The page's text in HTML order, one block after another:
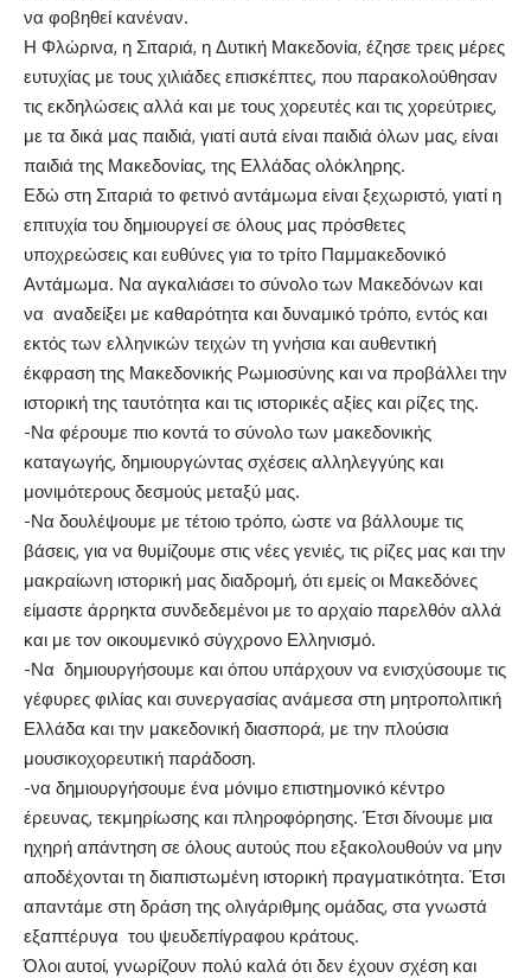
να φοβηθεί κανέναν.
Η Φλώρινα, η Σιταριά, η Δυτική Μακεδονία, έζησε τρεις μέρες
ευτυχίας με τους χιλιάδες επισκέπτες, που παρακολούθησαν
τις εκδηλώσεις αλλά και με τους χορευτές και τις χορεύτριες,
με τα δικά μας παιδιά, γιατί αυτά είναι παιδιά όλων μας, είναι
παιδιά της Μακεδονίας, της Ελλάδας ολόκληρης.
Εδώ στη Σιταριά το φετινό αντάμωμα είναι ξεχωριστό, γιατί η
επιτυχία του δημιουργεί σε όλους μας πρόσθετες
υποχρεώσεις και ευθύνες για το τρίτο Παμμακεδονικό
Αντάμωμα. Να αγκαλιάσει το σύνολο των Μακεδόνων και
να αναδείξει με καθαρότητα και δυναμικό τρόπο, εντός και
εκτός των ελληνικών τειχών τη γνήσια και αυθεντική
έκφραση της Μακεδονικής Ρωμιοσύνης και να προβάλλει την
ιστορική της ταυτότητα και τις ιστορικές αξίες και ρίζες της.
-Να φέρουμε πιο κοντά το σύνολο των μακεδονικής
καταγωγής, δημιουργώντας σχέσεις αλληλεγγύης και
μονιμότερους δεσμούς μεταξύ μας.
-Να δουλέψουμε με τέτοιο τρόπο, ώστε να βάλλουμε τις
βάσεις, για να θυμίζουμε στις νέες γενιές, τις ρίζες μας και την
μακραίωνη ιστορική μας διαδρομή, ότι εμείς οι Μακεδόνες
είμαστε άρρηκτα συνδεδεμένοι με το αρχαίο παρελθόν αλλά
και με τον οικουμενικό σύγχρονο Ελληνισμό.
-Να δημιουργήσουμε και όπου υπάρχουν να ενισχύσουμε τις
γέφυρες φιλίας και συνεργασίας ανάμεσα στη μητροπολιτική
Ελλάδα και την μακεδονική διασπορά, με την πλούσια
μουσικοχορευτική παράδοση.
-να δημιουργήσουμε ένα μόνιμο επιστημονικό κέντρο
έρευνας, τεκμηρίωσης και πληροφόρησης. Έτσι δίνουμε μια
ηχηρή απάντηση σε όλους αυτούς που εξακολουθούν να μην
αποδέχονται τη διαπιστωμένη ιστορική πραγματικότητα. Έτσι
απαντάμε στη δράση της ολιγάριθμης ομάδας, στα γνωστά
εξαπτέρυγα του ψευδεπίγραφου κράτους.
Όλοι αυτοί, γνωρίζουν πολύ καλά ότι δεν έχουν σχέση και